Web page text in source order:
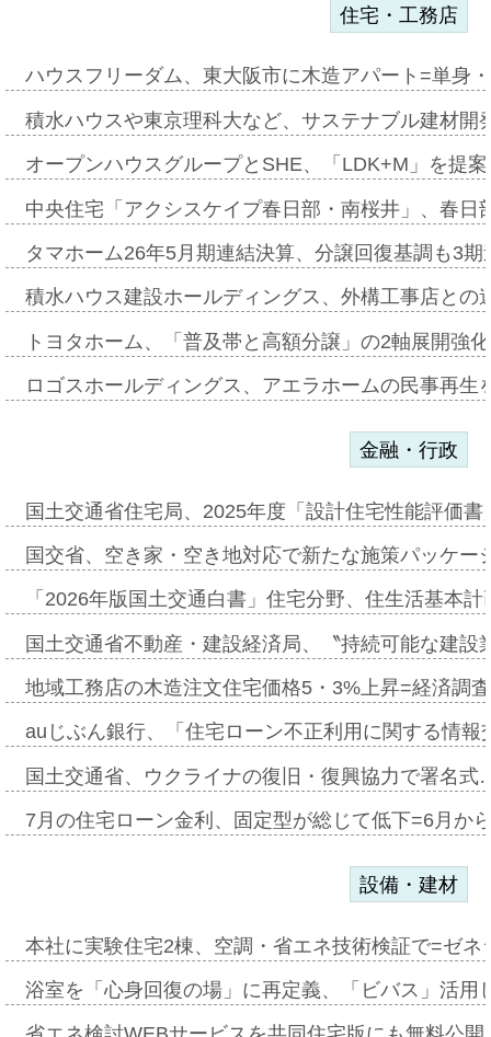
住宅・工務店
ハウスフリーダム、東大阪市に木造アパート=単身
積水ハウスや東京理科大など、サステナブル建材
オープンハウスグループとSHE、「LDK+M」を提
中央住宅「アクシスケイプ春日部・南桜井」、春
タマホーム26年5月期連結決算、分譲回復基調も3
積水ハウス建設ホールディングス、外構工事店と
トヨタホーム、「普及帯と高額分譲」の2軸展開強
ロゴスホールディングス、アエラホームの民事再
金融・行政
国土交通省住宅局、2025年度「設計住宅性能評価
国交省、空き家・空き地対応で新たな施策パッケ
「2026年版国土交通白書」住宅分野、住生活基本
国土交通省不動産・建設経済局、〝持続可能な建
地域工務店の木造注文住宅価格5・3%上昇=経済調
auじぶん銀行、「住宅ローン不正利用に関する情
国土交通省、ウクライナの復旧・復興協力で署名
7月の住宅ローン金利、固定型が総じて低下=6月か
設備・建材
本社に実験住宅2棟、空調・省エネ技術検証で=ゼ
浴室を「心身回復の場」に再定義、「ビバス」活